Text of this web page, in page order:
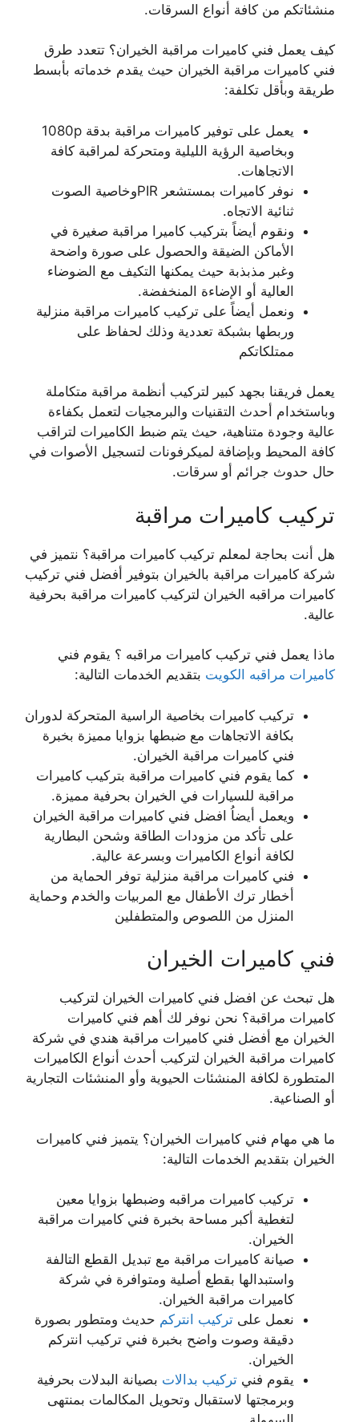
منشئاتكم من كافة أنواع السرقات.
كيف يعمل فني كاميرات مراقبة الخيران؟ تتعدد طرق
فني كاميرات مراقبة الخيران حيث يقدم خدماته بأبسط
طريقة وبأقل تكلفة:
يعمل على توفير كاميرات مراقبة بدقة 1080p
وبخاصية الرؤية الليلية ومتحركة لمراقبة كافة
الاتجاهات.
نوفر كاميرات بمستشعر PIRوخاصية الصوت
ثنائية الاتجاه.
ونقوم أيضاً بتركيب كاميرا مراقبة صغيرة في
الأماكن الضيقة والحصول على صورة واضحة
وغبر مذبذبة حيث يمكنها التكيف مع الضوضاء
العالية أو الإضاءة المنخفضة.
ونعمل أيضاً على تركيب كاميرات مراقبة منزلية
وربطها بشبكة تعددية وذلك لحفاظ على
ممتلكاتكم
يعمل فريقنا بجهد كبير لتركيب أنظمة مراقبة متكاملة
وباستخدام أحدث التقنيات والبرمجيات لتعمل بكفاءة
عالية وجودة متناهية، حيث يتم ضبط الكاميرات لتراقب
كافة المحيط وبإضافة لميكرفونات لتسجيل الأصوات في
حال حدوث جرائم أو سرقات.
تركيب كاميرات مراقبة
هل أنت بحاجة لمعلم تركيب كاميرات مراقبة؟ نتميز في
شركة كاميرات مراقبة بالخيران بتوفير أفضل فني تركيب
كاميرات مراقبه الخيران لتركيب كاميرات مراقبة بحرفية
عالية.
ماذا يعمل فني تركيب كاميرات مراقبه ؟ يقوم فني
كاميرات مراقبه الكويت بتقديم الخدمات التالية:
تركيب كاميرات بخاصية الراسية المتحركة لدوران
بكافة الاتجاهات مع ضبطها بزوايا مميزة بخبرة
فني كاميرات مراقبة الخيران.
كما يقوم فني كاميرات مراقبة بتركيب كاميرات
مراقبة للسيارات في الخيران بحرفية مميزة.
ويعمل أيضاُ افضل فني كاميرات مراقبة الخيران
على تأكد من مزودات الطاقة وشحن البطارية
لكافة أنواع الكاميرات وبسرعة عالية.
فني كاميرات مراقبة منزلية توفر الحماية من
أخطار ترك الأطفال مع المربيات والخدم وحماية
المنزل من اللصوص والمتطفلين
فني كاميرات الخيران
هل تبحث عن افضل فني كاميرات الخيران لتركيب
كاميرات مراقبة؟ نحن نوفر لك أهم فني كاميرات
الخيران مع أفضل فني كاميرات مراقبة هندي في شركة
كاميرات مراقبة الخيران لتركيب أحدث أنواع الكاميرات
المتطورة لكافة المنشئات الحيوية وأو المنشئات التجارية
أو الصناعية.
ما هي مهام فني كاميرات الخيران؟ يتميز فني كاميرات
الخيران بتقديم الخدمات التالية:
تركيب كاميرات مراقبه وضبطها بزوايا معين
لتغطية أكبر مساحة بخبرة فني كاميرات مراقبة
الخيران.
صيانة كاميرات مراقبة مع تبديل القطع التالفة
واستبدالها بقطع أصلية ومتوافرة في شركة
كاميرات مراقبة الخيران.
نعمل على تركيب انتركم حديث ومتطور بصورة
دقيقة وصوت واضح بخبرة فني تركيب انتركم
الخيران.
يقوم فني تركيب بدالات بصيانة البدلات بحرفية
وبرمجتها لاستقبال وتحويل المكالمات بمنتهى